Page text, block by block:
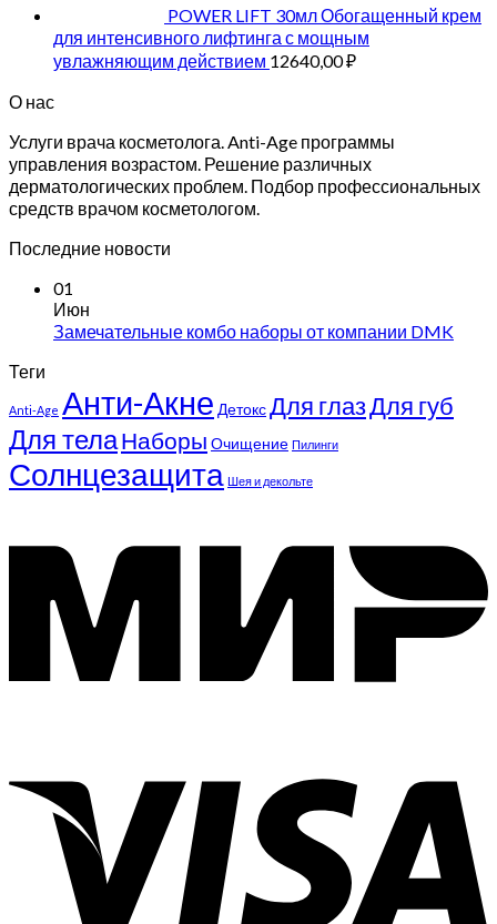
POWER LIFT 30мл Обогащенный крем
для интенсивного лифтинга с мощным
увлажняющим действием 12640,00₽
О нас
Услуги врача косметолога. Anti-Age программы
управления возрастом. Решение различных
дерматологических проблем. Подбор профессиональных
средств врачом косметологом.
Последние новости
01
Июн
Замечательные комбо наборы от компании DMK
Теги
Anti-Age Анти-Акне ДетоксДля глазДля губ
Для телаНаборы Очищение Пилинги
Солнцезащита Шея и декольте